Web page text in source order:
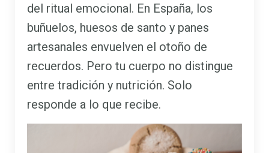
del ritual emocional. En España, los
buñuelos, huesos de santo y panes
artesanales envuelven el otoño de
recuerdos. Pero tu cuerpo no distingue
entre tradición y nutrición. Solo
responde a lo que recibe.